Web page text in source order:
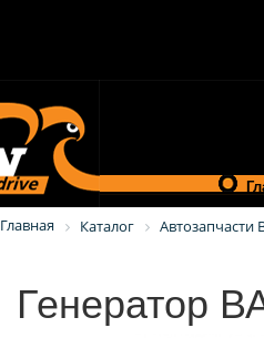
Главная Каталог Автозапчасти
Генератор